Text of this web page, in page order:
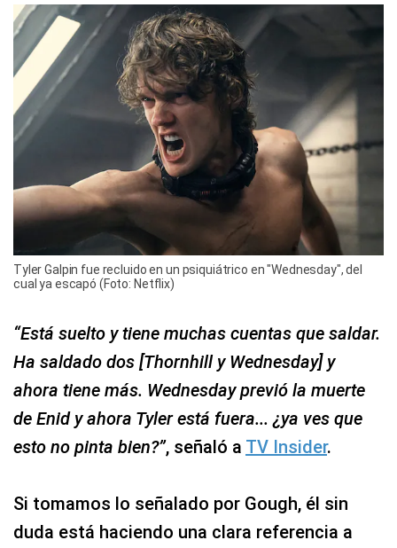
Tyler Galpin fue recluido en un psiquiátrico en "Wednesday", del
cual ya escapó (Foto: Netflix)
“Está suelto y tiene muchas cuentas que saldar.
Ha saldado dos [Thornhill y Wednesday] y
ahora tiene más. Wednesday previó la muerte
de Enid y ahora Tyler está fuera... ¿ya ves que
esto no pinta bien?”, señaló a TV Insider.
Si tomamos lo señalado por Gough, él sin
duda está haciendo una clara referencia a